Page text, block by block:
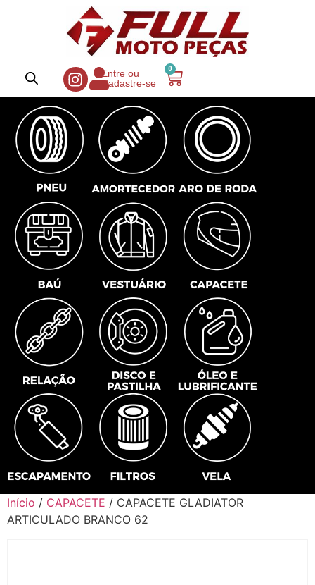
Entre ou
Cadastre-se
0
Início / CAPACETE / CAPACETE GLADIATOR
ARTICULADO BRANCO 62